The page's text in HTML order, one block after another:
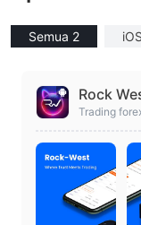
Semua 2
Rock
Trading